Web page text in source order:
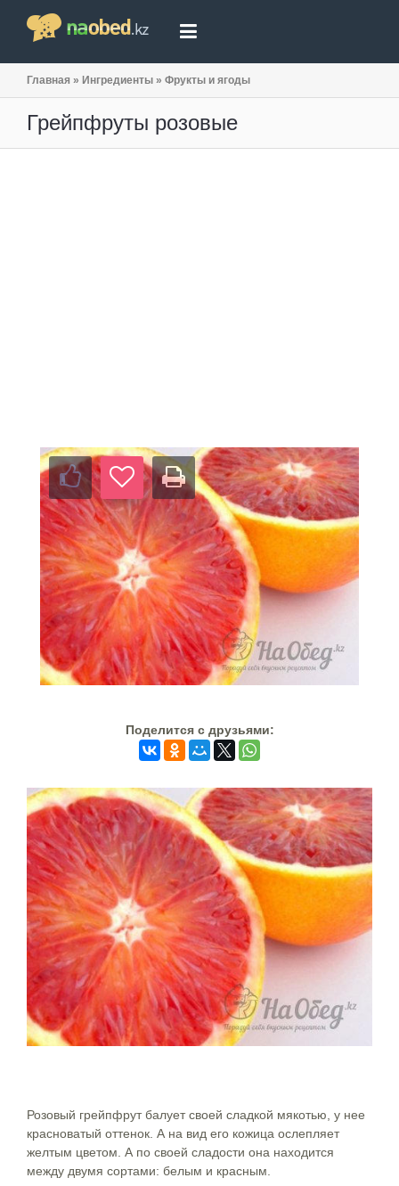
Главная » Ингредиенты » Фрукты и ягоды
Грейпфруты розовые
Поделится c друзьями:
Розовый грейпфрут балует своей сладкой мякотью, у нее
красноватый оттенок. А на вид его кожица ослепляет
желтым цветом. А по своей сладости она находится
между двумя сортами: белым и красным.